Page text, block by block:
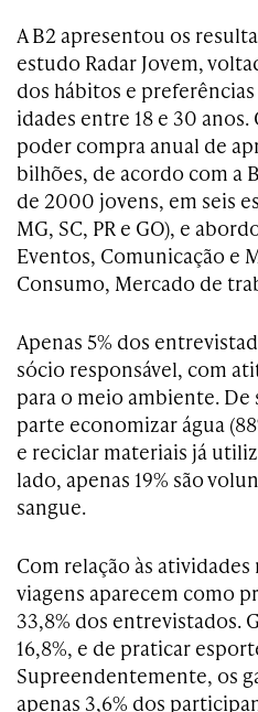
A B2 apresentou os
estudo Radar Jovem,
dos hábitos e
idades entre 18 e 30
poder compra anual de
bilhões, de acordo com a
de 2000 jovens, em seis
MG, SC, PR e GO), e
Eventos, Comunicação e
Consumo, Mercado de
Apenas 5% dos
sócio responsável, com
para o meio ambiente. De
parte economizar água
e reciclar materiais já
lado, apenas 19% são
sangue.
Com relação às atividades
viagens aparecem como
33,8% dos entrevistados.
16,8%, e de praticar
Supreendentemente, os
apenas 3,6% dos